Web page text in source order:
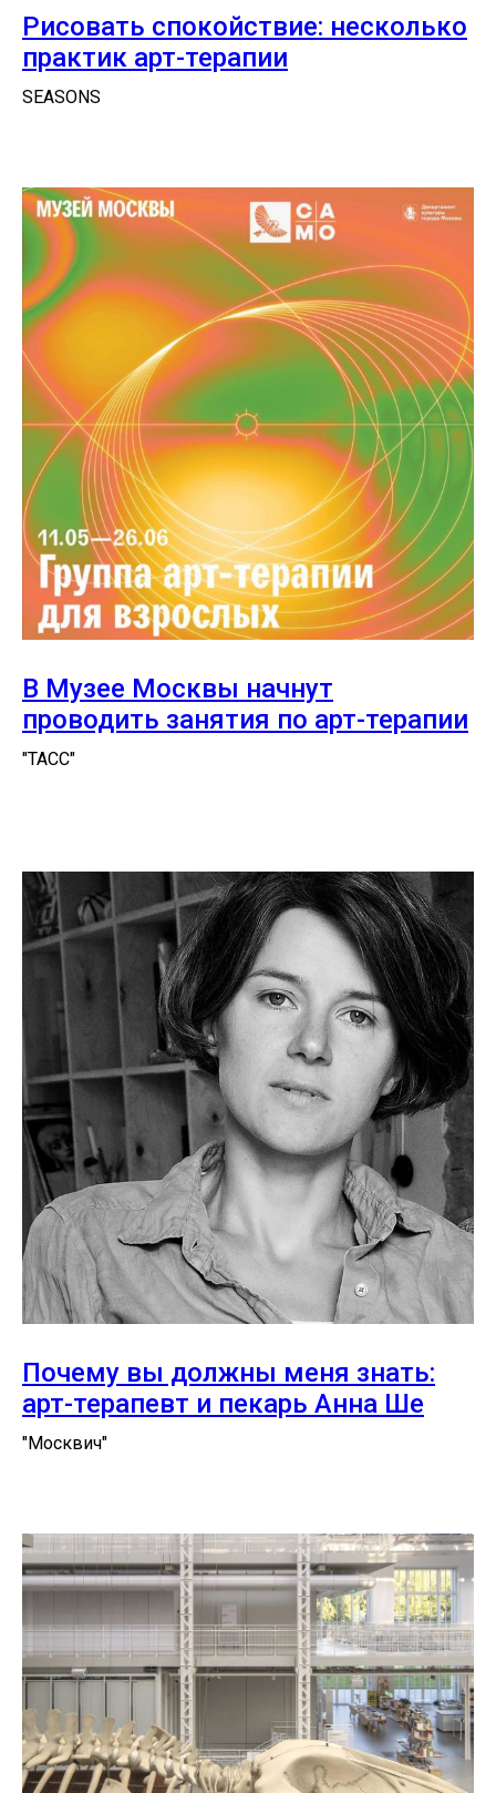
Рисовать спокойствие: несколько
практик арт-терапии
SEASONS
В Музее Москвы начнут
проводить занятия по арт-терапии
"ТАСС"
Почему вы должны меня знать:
арт-терапевт и пекарь Анна Ше
"Москвич"